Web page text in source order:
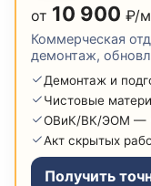
от 10 900 ₽/
Коммерческая
демонтаж,
Демонтаж и
Чистовые
ОВиК/ВК/ЭОМ —
Акт скрытых
Получить